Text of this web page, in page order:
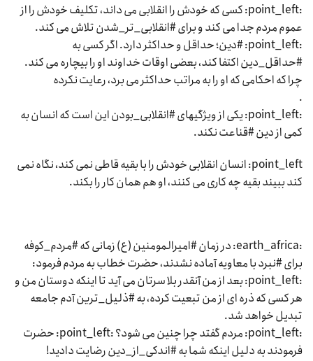
:point_left: کسی که خودش را انقلابی می داند، تکلیف خودش را از
عموم مردم جدا می کند و برای #انقلابی_تر_شدن تلاش می کند.
:point_left: #دین؛ حداقل و حداکثر دارد. اگر کسی به
#حداقل_دین اکتفا کند، بعضی اوقات خداوند او را بیچاره می کند.
چرا که احکامی که او را به مراتب حداکثر می برد، رعایت نکرده
.
:point_left: یکی از ویژگیهای #انقلابی_بودن این است که انسان به
کمی از دین #قناعت نکند.
point_left: انسان انقلابی خودش را با بقیه قاطی نمی کند، نگاه نمی
کند ببیند بقیه چه کاری می کنند، او هم همان کار را بکند.
:earth_africa: در زمان #امیرالمومنین (ع) زمانی که #مردم_کوفه
برای #نبرد با معاویه آماده نشدند، حضرت خطاب به مردم فرمود:
:point_left: بعد از من آنقدر بلا سرتان می آید تا اینکه دوستان من و
هر کسی که ذره ای از من تبعیت کرده، به #ذلیل_ترین آدم جامعه
تبدیل خواهد شد.
:point_left: مردم گفتد چرا چنین می شود؟ :point_left: حضرت
فرمودند به دلیل اینکه شما به #اندکی_از_دین رضایت دادید!